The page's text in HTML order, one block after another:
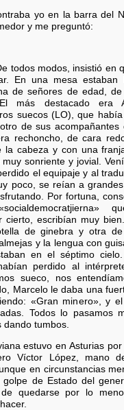
yo en la barra del
y me preguntó:
todos modos, insistió en
En una mesa estaban
de señores de edad,
más destacado era
suecos (LO), que
de sus acompañantes
rechoncho, de cara
la cabeza y con una
sonriente y jovial.
el equipaje y al
poco, se reían a
Por fortuna,
cierto, escribían muy
de ginebra y otra
y la lengua con
en el séptimo
perdido al
sueco, nos
Marcelo le daba una
«Gran minero», y
Todos lo pasamos
dando tumbos.
estuvo en Asturias por
Víctor López, mano
en circunstancias
de Estado del
quedarse por lo